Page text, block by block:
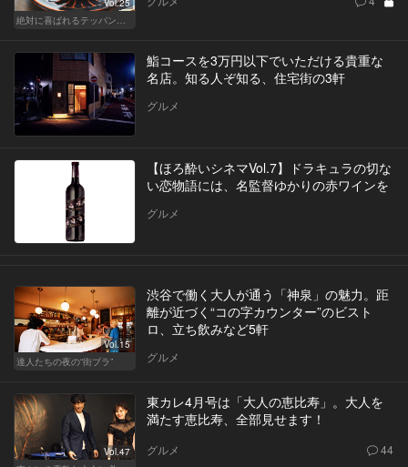
Vol.25
絶対に喜ばれるテッパン手土産
鮨コースを3万円以下でいただける貴重な
名店。知る人ぞ知る、住宅街の3軒
グルメ
【ほろ酔いシネマVol.7】ドラキュラの切な
い恋物語には、名監督ゆかりの赤ワインを
グルメ
Vol.15
達人たちの夜の“街ブラ”
渋谷で働く大人が通う「神泉」の魅力。距
離が近づく“コの字カウンター”のビスト
ロ、立ち飲みなど5軒
グルメ
Vol.47
東カレ4月号は「大人の恵比寿」。大人を
満たす恵比寿、全部見せます！
グルメ 44